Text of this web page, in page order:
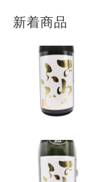
新着商品